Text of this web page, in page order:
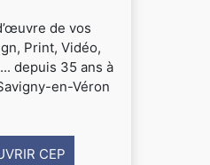
de vos
Print, Vidéo,
depuis 35 ans à
en-Véron
CEP